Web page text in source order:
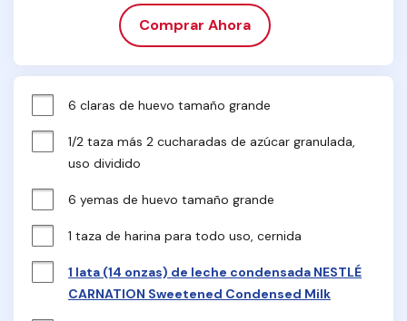
Comprar Ahora
6 claras de huevo tamaño grande
1/2 taza más 2 cucharadas de azúcar granulada,
uso dividido
6 yemas de huevo tamaño grande
1 taza de harina para todo uso, cernida
1 lata (14 onzas) de leche condensada NESTLÉ
CARNATION Sweetened Condensed Milk